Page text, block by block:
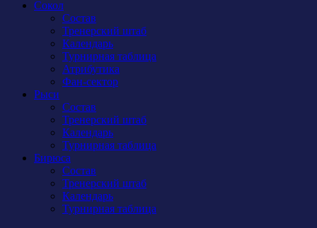
Сокол
Состав
Тренерский штаб
Календарь
Турнирная таблица
Атрибутика
Фан-сектор
Рыси
Состав
Тренерский штаб
Календарь
Турнирная таблица
Бирюса
Состав
Тренерский штаб
Календарь
Турнирная таблица